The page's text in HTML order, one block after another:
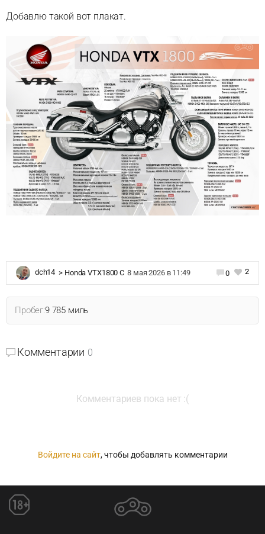
Добавлю такой вот плакат.
dch14 > Honda VTX1800 C 8 мая 2026 в 11:49 0 2
Пробег:9 785 миль
Комментарии 0
Комментариев пока нет :(
Войдите на сайт, чтобы добавлять комментарии